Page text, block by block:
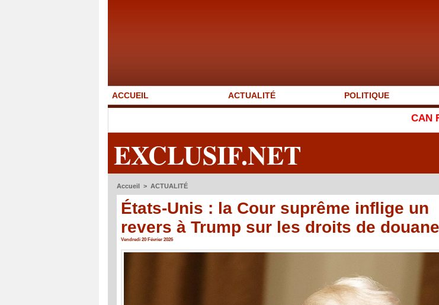
ACCUEIL ACTUALITÉ POLITIQUE
CAN Féminine
EXCLUSIF.NET
Accueil > ACTUALITÉ
États-Unis : la Cour suprême inflige un
revers à Trump sur les droits de douane
Vendredi 20 Février 2026